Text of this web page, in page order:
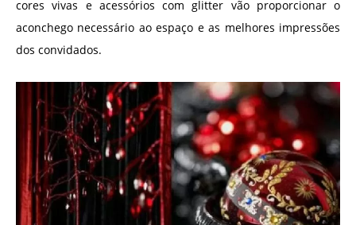
cores vivas e acessórios com glitter vão proporcionar o
aconchego necessário ao espaço e as melhores impressões
dos convidados.